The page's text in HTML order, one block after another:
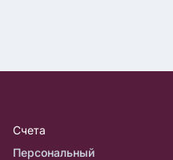
Счета
Персональный